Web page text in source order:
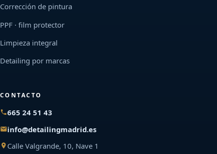
Corrección de pintura
PPF · film protector
Limpieza integral
Detailing por marcas
CONTACTO
665 24 51 43
info@detailingmadrid.es
Calle Valgrande, 10, Nave 1